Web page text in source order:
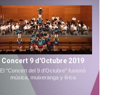
Concert 9 d'Octubre 2019
El "Concert del 9 d'Octubre" fusionó
música, muixeranga y lírica